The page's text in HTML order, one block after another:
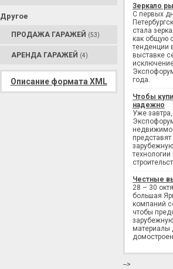
Другое
ПРОДАЖА ГАРАЖЕЙ (53)
АРЕНДА ГАРАЖЕЙ (4)
Описание формата XML
Зеркало
С первых
стала
как общую
тенденции
выставке
года.
Чтобы
надежно
Уже
Честные
28 – 30
большая
компаний
чтобы
материалы
-->